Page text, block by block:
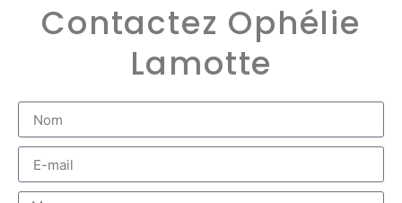
Contactez Ophélie
Lamotte